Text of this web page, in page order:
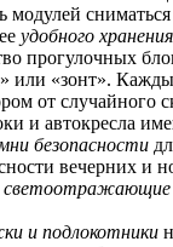
модулей
удобного
прогулочных
или «зонт».
от случайного
и автокресла
безопасности
вечерних и
светоотражающие
и подлокотники